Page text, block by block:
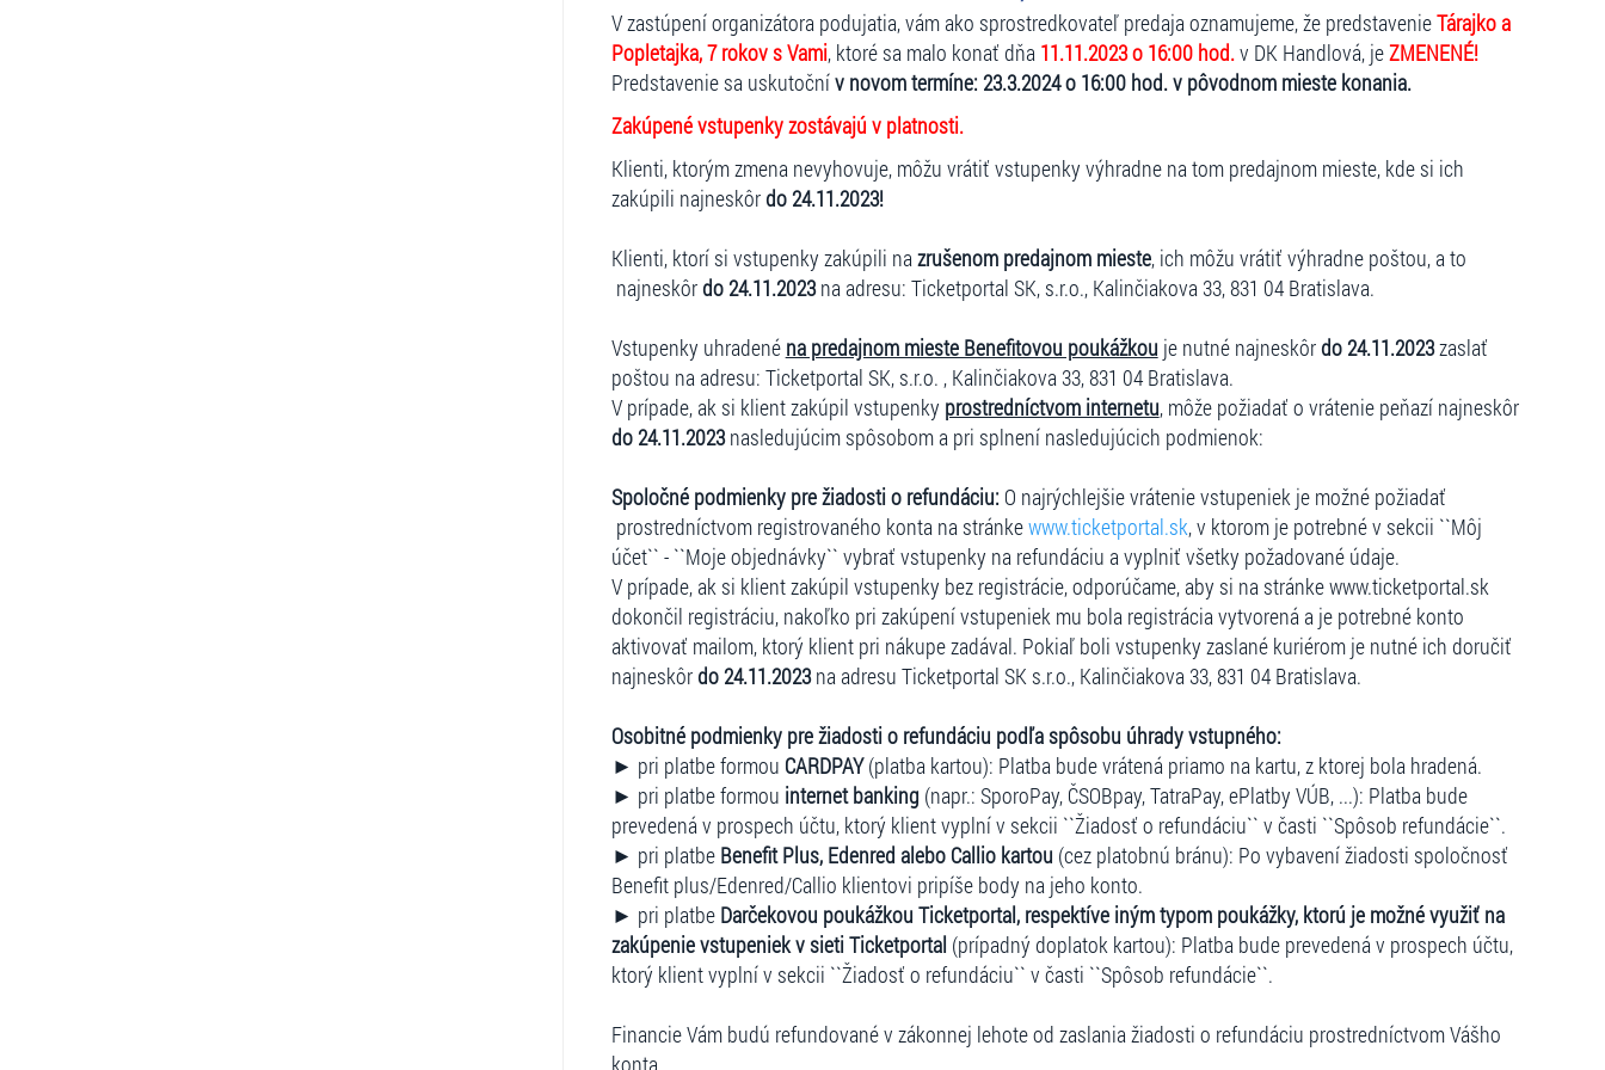
V zastúpení organizátora podujatia, vám ako sprostredkovateľ predaja oznamujeme, že predstavenieTárajko a
Popletajka, 7 rokov s Vami, ktoré sa malo konať dňa 11.11.2023 o 16:00 hod.v DK Handlová, jeZMENENÉ!
Predstavenie sa uskutočnív novom termíne: 23.3.2024 o 16:00 hod. v pôvodnom mieste konania.
Zakúpené vstupenky zostávajú v platnosti.
Klienti, ktorým zmena nevyhovuje, môžu vrátiť vstupenky výhradne na tom predajnom mieste, kde si ich
zakúpili najneskôrdo 24.11.2023!
Klienti, ktorí si vstupenky zakúpili nazrušenom predajnom mieste, ich môžu vrátiť výhradne poštou, a to
najneskôrdo 24.11.2023na adresu: Ticketportal SK, s.r.o., Kalinčiakova 33, 831 04 Bratislava.
Vstupenky uhradené na predajnom mieste Benefitovou poukážkou je nutné najneskôrdo 24.11.2023zaslať
poštou na adresu: Ticketportal SK, s.r.o. , Kalinčiakova 33, 831 04 Bratislava.
V prípade, ak si klient zakúpil vstupenky prostredníctvom internetu, môže požiadať o vrátenie peňazí najneskôr
do 24.11.2023nasledujúcim spôsobom a pri splnení nasledujúcich podmienok:
Spoločné podmienky pre žiadosti o refundáciu: O najrýchlejšie vrátenie vstupeniek je možné požiadať
prostredníctvom registrovaného konta na stránkewww.ticketportal.sk, v ktorom je potrebné v sekcii ``Môj
účet`` - ``Moje objednávky`` vybrať vstupenky na refundáciu a vyplniť všetky požadované údaje.
V prípade, ak si klient zakúpil vstupenky bez registrácie, odporúčame, aby si na stránke www.ticketportal.sk
dokončil registráciu, nakoľko pri zakúpení vstupeniek mu bola registrácia vytvorená a je potrebné konto
aktivovať mailom, ktorý klient pri nákupe zadával. Pokiaľ boli vstupenky zaslané kuriérom je nutné ich doručiť
najneskôrdo 24.11.2023na adresu Ticketportal SK s.r.o., Kalinčiakova 33, 831 04 Bratislava.
Osobitné podmienky pre žiadosti o refundáciu podľa spôsobu úhrady vstupného:
► pri platbe formou CARDPAY(platba kartou): Platba bude vrátená priamo na kartu, z ktorej bola hradená.
► pri platbe formou internet banking (napr.: SporoPay, ČSOBpay, TatraPay, ePlatby VÚB, ...): Platba bude
prevedená v prospech účtu, ktorý klient vyplní v sekcii ``Žiadosť o refundáciu`` v časti ``Spôsob refundácie``.
► pri platbe Benefit Plus, Edenred alebo Callio kartou (cez platobnú bránu): Po vybavení žiadosti spoločnosť
Benefit plus/Edenred/Callio klientovi pripíše body na jeho konto.
► pri platbe Darčekovou poukážkou Ticketportal, respektíve iným typom poukážky, ktorú je možné využiť na
zakúpenie vstupeniek v sieti Ticketportal (prípadný doplatok kartou): Platba bude prevedená v prospech účtu,
ktorý klient vyplní v sekcii ``Žiadosť o refundáciu`` v časti ``Spôsob refundácie``.
Financie Vám budú refundované v zákonnej lehote od zaslania žiadosti o refundáciu prostredníctvom Vášho
konta.